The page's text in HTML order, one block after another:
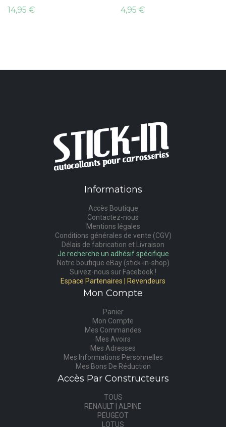
14,95 €
4,95 €
Informations
Accès Boutique
Contactez-nous
Mentions légales
Conditions générales de vente (CGV)
Délais de fabrication et Livraison
Je recherche un adhésif spécifique
Notre boutique eBay (stick-in-shop)
Suivez-nous sur Facebook !
Espace Partenaires | Revendeurs
Mon Compte
Panier
Mon Compte
Mes Commandes
Mes Avoirs
Mes Adresses
Mes Informations Personnelles
Mes Bons De Réduction
Accès Par Constructeurs
TOUS
RENAULT | ALPINE
PEUGEOT
LOTUS